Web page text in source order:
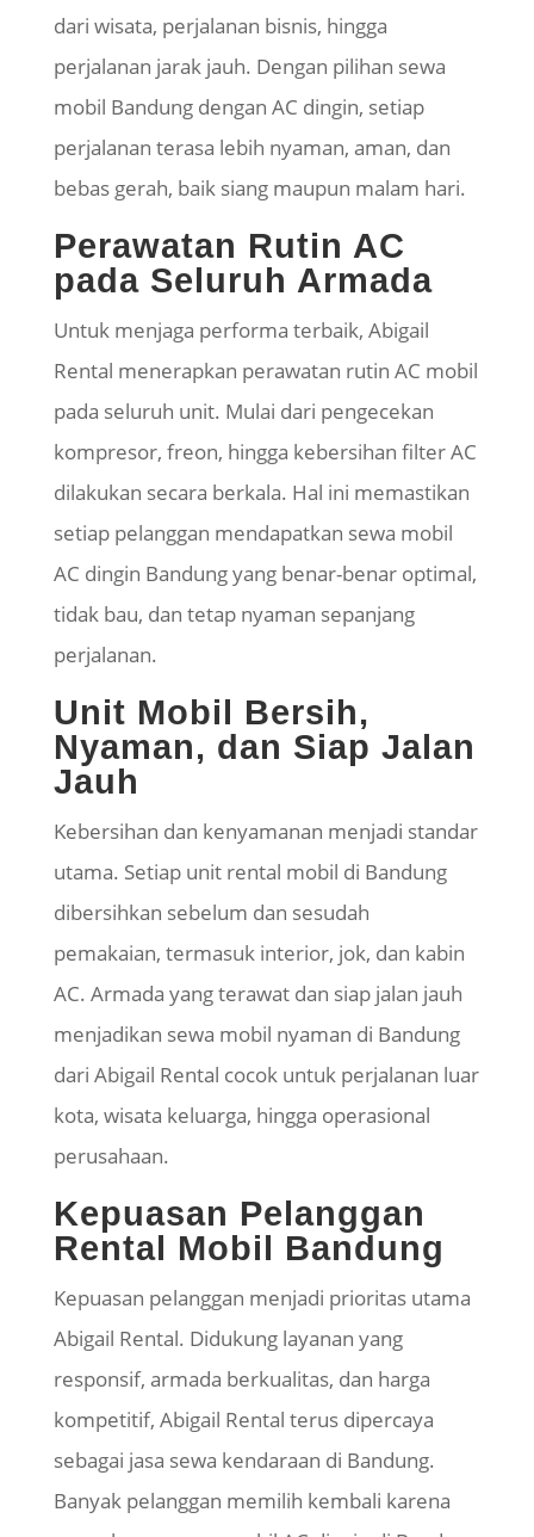
dari wisata, perjalanan bisnis, hingga
perjalanan jarak jauh. Dengan pilihan sewa
mobil Bandung dengan AC dingin, setiap
perjalanan terasa lebih nyaman, aman, dan
bebas gerah, baik siang maupun malam hari.
Perawatan Rutin AC
pada Seluruh Armada
Untuk menjaga performa terbaik, Abigail
Rental menerapkan perawatan rutin AC mobil
pada seluruh unit. Mulai dari pengecekan
kompresor, freon, hingga kebersihan filter AC
dilakukan secara berkala. Hal ini memastikan
setiap pelanggan mendapatkan sewa mobil
AC dingin Bandung yang benar-benar optimal,
tidak bau, dan tetap nyaman sepanjang
perjalanan.
Unit Mobil Bersih,
Nyaman, dan Siap Jalan
Jauh
Kebersihan dan kenyamanan menjadi standar
utama. Setiap unit rental mobil di Bandung
dibersihkan sebelum dan sesudah
pemakaian, termasuk interior, jok, dan kabin
AC. Armada yang terawat dan siap jalan jauh
menjadikan sewa mobil nyaman di Bandung
dari Abigail Rental cocok untuk perjalanan luar
kota, wisata keluarga, hingga operasional
perusahaan.
Kepuasan Pelanggan
Rental Mobil Bandung
Kepuasan pelanggan menjadi prioritas utama
Abigail Rental. Didukung layanan yang
responsif, armada berkualitas, dan harga
kompetitif, Abigail Rental terus dipercaya
sebagai jasa sewa kendaraan di Bandung.
Banyak pelanggan memilih kembali karena